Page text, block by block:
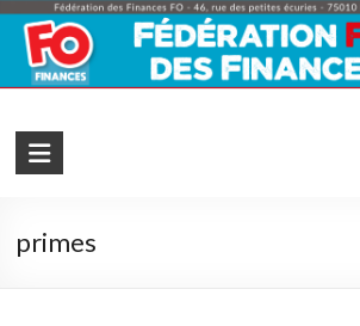
Skip
content
Fédération
Finances
primes